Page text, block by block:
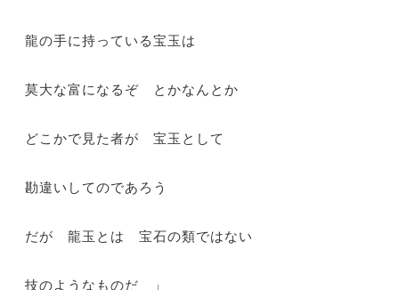
龍の手に持っている宝玉は
莫大な富になるぞ とかなんとか
どこかで見た者が 宝玉として
勘違いしてのであろう
だが 龍玉とは 宝石の類ではない
技のようなものだ 」